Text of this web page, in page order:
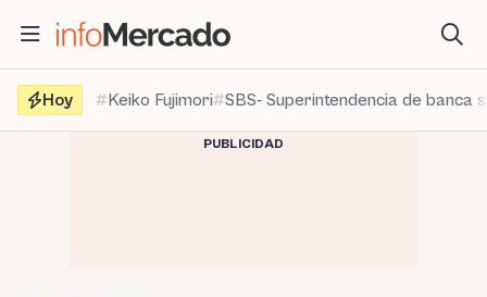
contenido
Hoy
Keiko Fujimori SBS- Superintendencia de banca
PUBLICIDAD